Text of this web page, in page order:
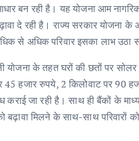
बन रही है। यह योजना आम
दे रही है। राज्य सरकार योजना
से अधिक परिवार इसका लाभ उठा
योजना के तहत घरों की छतों पर
45 हजार रुपये, 2 किलोवाट पर 90
जा रही है। साथ ही बैंकों के
मिलने के साथ-साथ परिवारों